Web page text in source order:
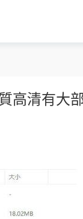
高清有大部